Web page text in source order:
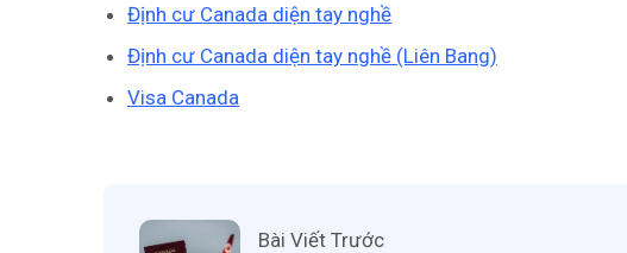
Định cư Canada diện tay nghề
Định cư Canada diện tay nghề (Liên Bang)
Visa Canada
Bài Viết Trước